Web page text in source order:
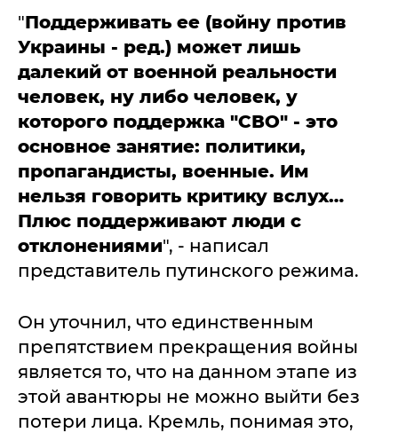
"Поддерживать ее (войну против
Украины - ред.) может лишь
далекий от военной реальности
человек, ну либо человек, у
которого поддержка "СВО" - это
основное занятие: политики,
пропагандисты, военные. Им
нельзя говорить критику вслух…
Плюс поддерживают люди с
отклонениями", - написал
представитель путинского режима.
Он уточнил, что единственным
препятствием прекращения войны
является то, что на данном этапе из
этой авантюры не можно выйти без
потери лица. Кремль, понимая это,